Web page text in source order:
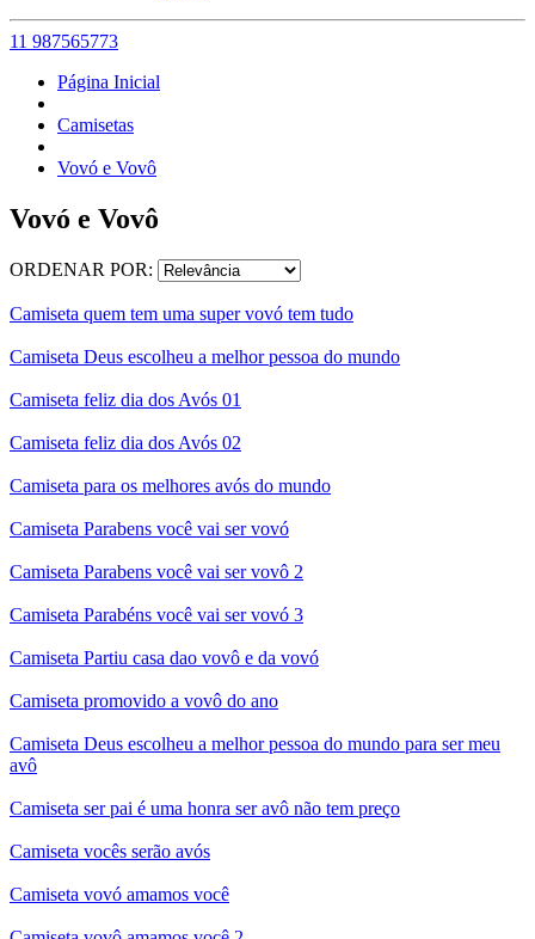
11 987565773
Página Inicial
Camisetas
Vovó e Vovô
Vovó e Vovô
ORDENAR POR:
Camiseta quem tem uma super vovó tem tudo
Camiseta Deus escolheu a melhor pessoa do mundo
Camiseta feliz dia dos Avós 01
Camiseta feliz dia dos Avós 02
Camiseta para os melhores avós do mundo
Camiseta Parabens você vai ser vovó
Camiseta Parabens você vai ser vovô 2
Camiseta Parabéns você vai ser vovó 3
Camiseta Partiu casa dao vovô e da vovó
Camiseta promovido a vovô do ano
Camiseta Deus escolheu a melhor pessoa do mundo para ser meu
avô
Camiseta ser pai é uma honra ser avô não tem preço
Camiseta vocês serão avós
Camiseta vovó amamos você